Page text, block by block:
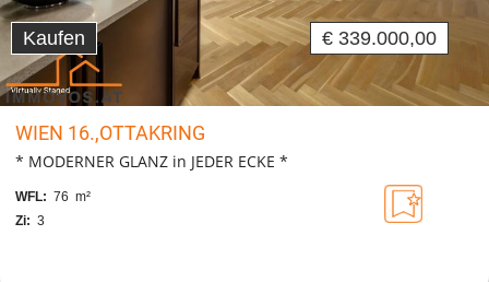
Kaufen € 339.000,00
WIEN 16.,OTTAKRING
* MODERNER GLANZ in JEDER ECKE *
WFL: 76 m²
Zi: 3